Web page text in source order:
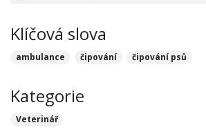
Klíčová slova
ambulance čipování čipování psů
Kategorie
Veterinář